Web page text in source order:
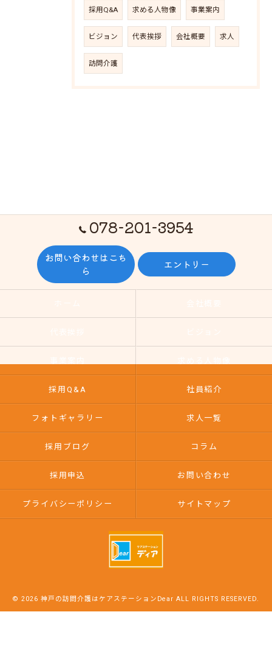
採用Q&A 求める人物像 事業案内
ビジョン 代表挨拶 会社概要 求人
訪問介護
078-201-3954
お問い合わせはこち
ら
エントリー
採用Q&A 社員紹介
フォトギャラリー 求人一覧
採用ブログ コラム
採用申込 お問い合わせ
プライバシーポリシー サイトマップ
© 2026 神戸の訪問介護はケアステーションDear ALL RIGHTS RESERVED.